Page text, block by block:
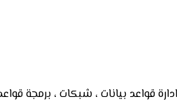
قواعد بيانات ، شبكات ، برمجة